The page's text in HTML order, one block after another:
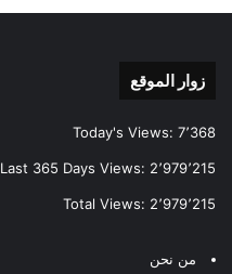
زوار الموقع
Today's Views: 7٬368
Last 365 Days Views: 2٬979٬215
Total Views: 2٬979٬215
من نحن